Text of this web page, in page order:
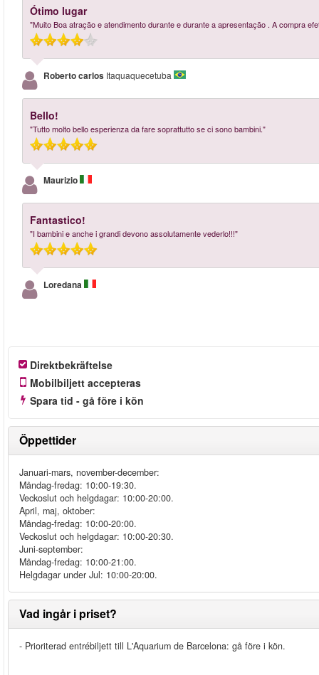
Ótimo lugar
"Muito Boa atração e atendimento durante e durante a apresentação . A compra
Roberto carlos Itaquaquecetuba
Bello!
"Tutto molto bello esperienza da fare soprattutto se ci sono bambini."
Maurizio
Fantastico!
"I bambini e anche i grandi devono assolutamente vederlo!!!"
Loredana
Direktbekräftelse
Mobilbiljett accepteras
Spara tid - gå före i kön
Öppettider
Januari-mars, november-december:
Måndag-fredag: 10:00-19:30.
Veckoslut och helgdagar: 10:00-20:00.
April, maj, oktober:
Måndag-fredag: 10:00-20:00.
Veckoslut och helgdagar: 10:00-20:30.
Juni-september:
Måndag-fredag: 10:00-21:00.
Helgdagar under Jul: 10:00-20:00.
Vad ingår i priset?
- Prioriterad entrébiljett till L'Aquarium de Barcelona: gå före i kön.